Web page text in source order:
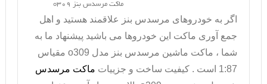
ماکت مرسدس بنز o309
اگر به خودروهای مرسدس بنز علاقمند هستید و اهل
جمع آوری ماکت این خودروها می باشید پیشنهاد ما به
شما ، ماکت ماشین مرسدس بنز مدل o309 مقیاس
1:87 است . کیفیت ساخت و جزییات
ماکت مرسدس